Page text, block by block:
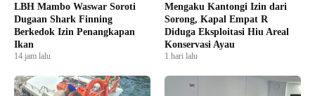
LBH Mambo Waswar Soroti
Dugaan Shark Finning
Berkedok Izin Penangkapan
Ikan
14 jam lalu
Mengaku Kantongi Izin dari
Sorong, Kapal Empat R
Diduga Eksploitasi Hiu Areal
Konservasi Ayau
1 hari lalu